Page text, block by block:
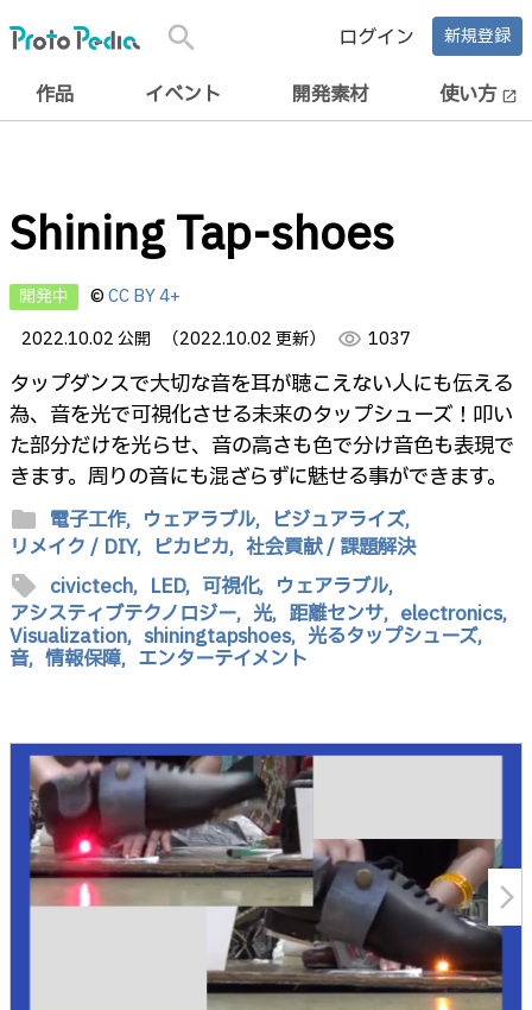
search ログイン 新規登録
作品 イベント 開発素材 使い方 open_in_new
Shining Tap-shoes
開発中 ©CC BY 4+
2022.10.02 公開
（2022.10.02 更新） visibility 1037
タップダンスで大切な音を耳が聴こえない人にも伝える
為、音を光で可視化させる未来のタップシューズ！叩い
た部分だけを光らせ、音の高さも色で分け音色も表現で
きます。周りの音にも混ざらずに魅せる事ができます。
folder 電子工作, ウェアラブル, ビジュアライズ,
リメイク / DIY, ピカピカ, 社会貢献 / 課題解決
sell civictech, LED, 可視化, ウェアラブル,
アシスティブテクノロジー, 光, 距離センサ, electronics,
Visualization, shiningtapshoes, 光るタップシューズ,
音, 情報保障, エンターテイメント
arrow_forward_ios